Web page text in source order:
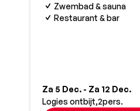
Zwembad & sauna
Restaurant & bar
Za 5 Dec. - Za 12 Dec.
Logies ontbijt 2pers.